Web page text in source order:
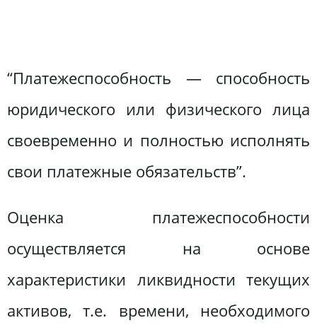
“Платежеспособность — способность
юридического или физического лица
своевременно и полностью исполнять
свои платежные обязательств”.
Оценка платежеспособности
осуществляется на основе
характеристики ликвидности текущих
активов, т.е. времени, необходимого